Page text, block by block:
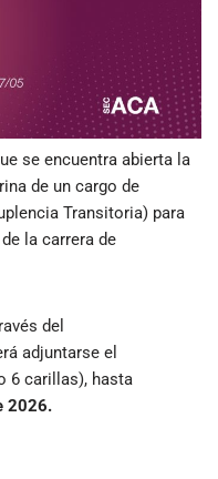
se encuentra abierta la
de un cargo de
Transitoria) para
de la carrera de
del
adjuntarse el
6 carillas), hasta
2026.